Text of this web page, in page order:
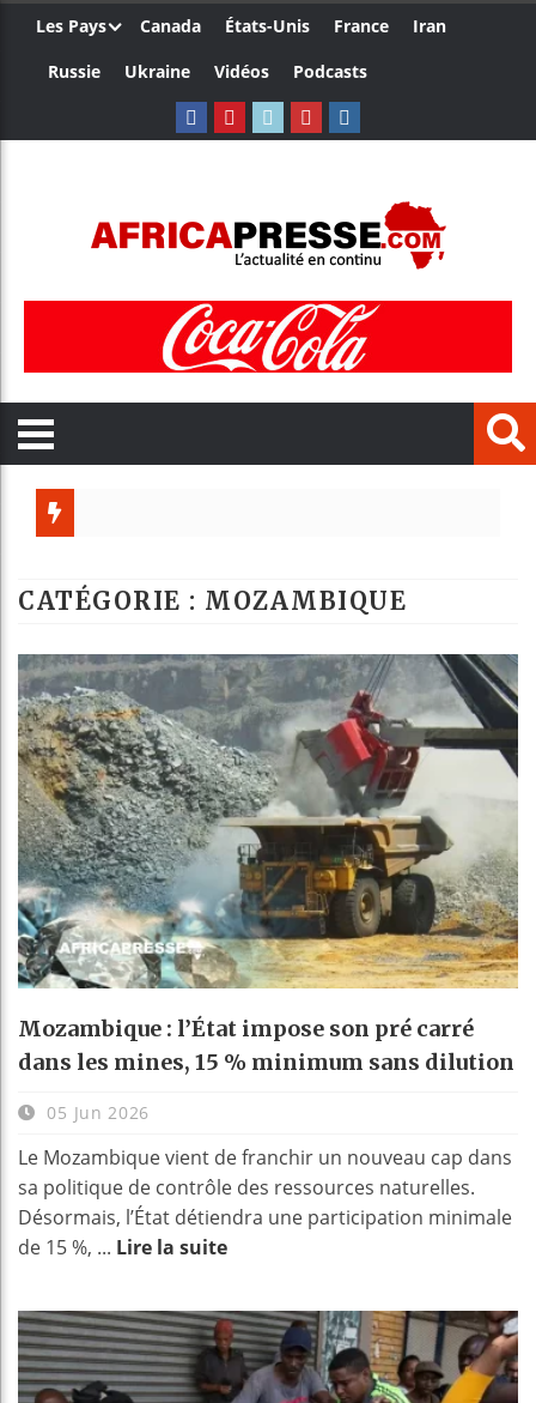
Les Pays Canada États-Unis France
Iran
Russie
Ukraine Vidéos Podcasts
Guinée :
Réforme
Bénin :
CATÉGORIE : MOZAMBIQUE
Mozambique : l’État impose son pré carré
dans les mines, 15 % minimum sans dilution
05 Jun 2026
Le Mozambique vient de franchir un nouveau cap dans
sa politique de contrôle des ressources naturelles.
Désormais, l’État détiendra une participation minimale
de 15 %, ... Lire la suite